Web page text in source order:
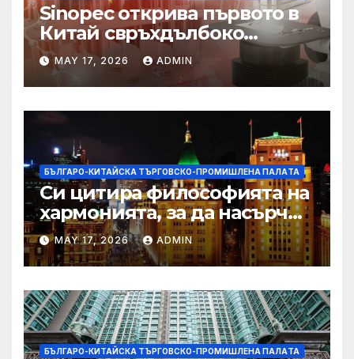
Sinopec открива първото в
Китай свръхдълбоко
находище на шистов газ в
Съчуанския басейн
MAY 17, 2026 ADMIN
БЪЛГАРО-КИТАЙСКА ТЪРГОВСКО-ПРОМИШЛЕНА ПАЛAТА
Си цитира философията на
хармонията, за да насърчи
съжителството между
Китай и САЩ
MAY 17, 2026 ADMIN
БЪЛГАРО-КИТАЙСКА ТЪРГОВСКО-ПРОМИШЛЕНА ПАЛAТА